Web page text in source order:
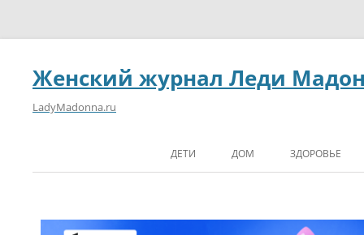
Женский журнал Леди
LadyMadonna.ru
ДЕТИ ДОМ ЗДОРОВЬЕ